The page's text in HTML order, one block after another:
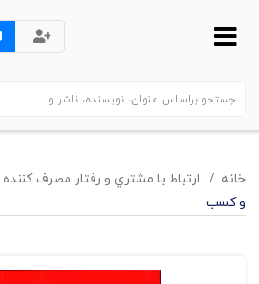
خانه ارتباط با مشتري و رفتار مصرف کننده
و کسب